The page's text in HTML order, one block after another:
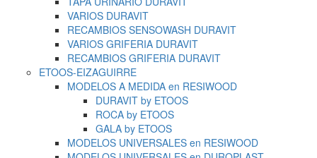
VARIOS DURAVIT
RECAMBIOS SENSOWASH DURAVIT
VARIOS GRIFERIA DURAVIT
RECAMBIOS GRIFERIA DURAVIT
ETOOS-EIZAGUIRRE
MODELOS A MEDIDA en RESIWOOD
DURAVIT by ETOOS
ROCA by ETOOS
GALA by ETOOS
MODELOS UNIVERSALES en RESIWOOD